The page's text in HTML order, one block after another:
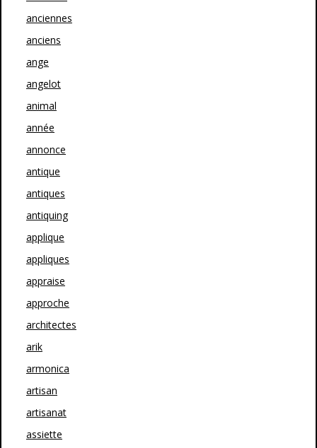
anciennes
anciens
ange
angelot
animal
année
annonce
antique
antiques
antiquing
applique
appliques
appraise
approche
architectes
arik
armonica
artisan
artisanat
assiette